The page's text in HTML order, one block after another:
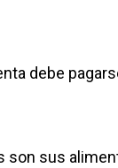
debe
son sus